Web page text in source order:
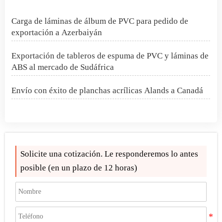
Carga de láminas de álbum de PVC para pedido de
exportación a Azerbaiyán
Exportación de tableros de espuma de PVC y láminas de
ABS al mercado de Sudáfrica
Envío con éxito de planchas acrílicas Alands a Canadá
dobles de ABS por Alands
Pedido de lámina acrílica para espejos enviado a
Marruecos
Alands envía cajas de láminas huecas de PP a Pakistán
Solicite una cotización. Le responderemos lo antes
posible (en un plazo de 12 horas)